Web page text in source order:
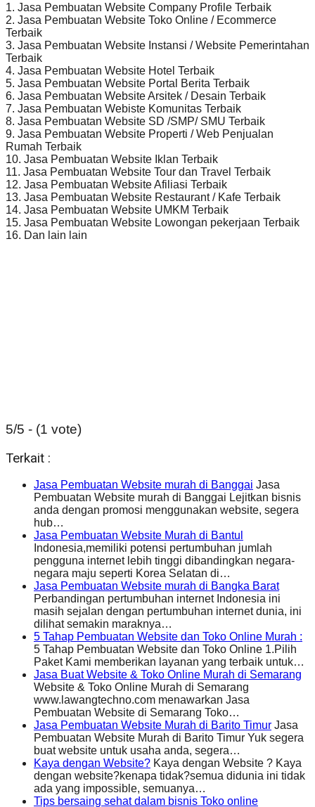
1. Jasa Pembuatan Website Company Profile Terbaik
2. Jasa Pembuatan Website Toko Online / Ecommerce
Terbaik
3. Jasa Pembuatan Website Instansi / Website Pemerintahan
Terbaik
4. Jasa Pembuatan Website Hotel Terbaik
5. Jasa Pembuatan Website Portal Berita Terbaik
6. Jasa Pembuatan Website Arsitek / Desain Terbaik
7. Jasa Pembuatan Webiste Komunitas Terbaik
8. Jasa Pembuatan Website SD /SMP/ SMU Terbaik
9. Jasa Pembuatan Website Properti / Web Penjualan
Rumah Terbaik
10. Jasa Pembuatan Website Iklan Terbaik
11. Jasa Pembuatan Website Tour dan Travel Terbaik
12. Jasa Pembuatan Website Afiliasi Terbaik
13. Jasa Pembuatan Website Restaurant / Kafe Terbaik
14. Jasa Pembuatan Website UMKM Terbaik
15. Jasa Pembuatan Website Lowongan pekerjaan Terbaik
16. Dan lain lain
5/5 - (1 vote)
Terkait :
Jasa Pembuatan Website murah di Banggai Jasa
Pembuatan Website murah di Banggai Lejitkan bisnis
anda dengan promosi menggunakan website, segera
hub…
Jasa Pembuatan Website Murah di Bantul
Indonesia,memiliki potensi pertumbuhan jumlah
pengguna internet lebih tinggi dibandingkan negara-
negara maju seperti Korea Selatan di…
Jasa Pembuatan Website murah di Bangka Barat
Perbandingan pertumbuhan internet Indonesia ini
masih sejalan dengan pertumbuhan internet dunia, ini
dilihat semakin maraknya…
5 Tahap Pembuatan Website dan Toko Online Murah :
5 Tahap Pembuatan Website dan Toko Online 1.Pilih
Paket Kami memberikan layanan yang terbaik untuk…
Jasa Buat Website & Toko Online Murah di Semarang
Website & Toko Online Murah di Semarang
www.lawangtechno.com menawarkan Jasa
Pembuatan Website di Semarang Toko…
Jasa Pembuatan Website Murah di Barito Timur Jasa
Pembuatan Website Murah di Barito Timur Yuk segera
buat website untuk usaha anda, segera…
Kaya dengan Website? Kaya dengan Website ? Kaya
dengan website?kenapa tidak?semua didunia ini tidak
ada yang impossible, semuanya…
Tips bersaing sehat dalam bisnis Toko online